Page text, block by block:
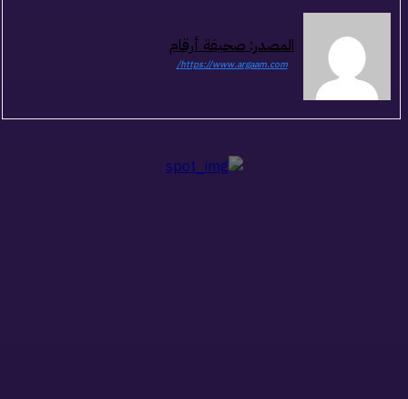
المصدر: صحيفة أرقام
https://www.argaam.com/